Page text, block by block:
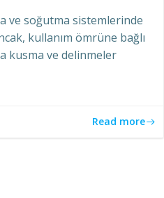
ve soğutma sistemlerinde
kullanım ömrüne bağlı
kusma ve delinmeler
Read more